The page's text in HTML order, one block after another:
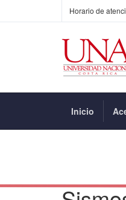
Horario de
Inicio